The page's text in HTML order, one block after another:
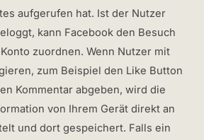
aufgerufen hat. Ist der Nutzer
kann Facebook den Besuch
zuordnen. Wenn Nutzer mit
zum Beispiel den Like Button
Kommentar abgeben, wird die
von Ihrem Gerät direkt an
und dort gespeichert. Falls ein